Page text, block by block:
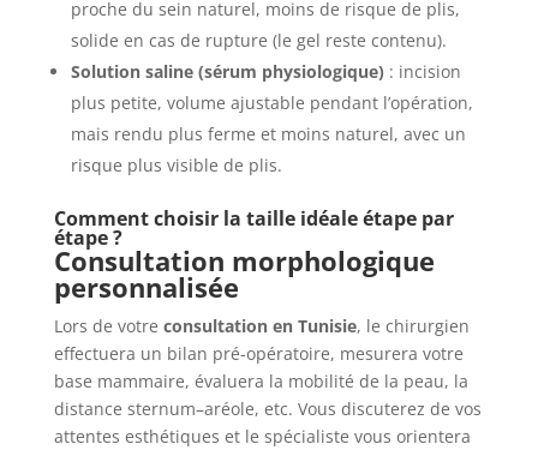
proche du sein naturel, moins de risque de plis,
solide en cas de rupture (le gel reste contenu).
Solution saline (sérum physiologique) : incision
plus petite, volume ajustable pendant l’opération,
mais rendu plus ferme et moins naturel, avec un
risque plus visible de plis.
Comment choisir la taille idéale étape par
étape ?
Consultation morphologique
personnalisée
Lors de votre consultation en Tunisie, le chirurgien
effectuera un bilan pré-opératoire, mesurera votre
base mammaire, évaluera la mobilité de la peau, la
distance sternum–aréole, etc. Vous discuterez de vos
attentes esthétiques et le spécialiste vous orientera